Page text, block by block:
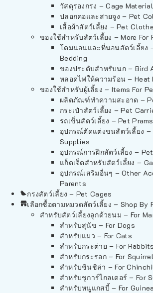
วัสดุรองกรง – Cage
ปลอกคอและสายจูง – Pet
เสื้อผ้าสัตว์เลี้ยง – Pet
ของใช้สำหรับสัตว์เลี้ยง – More For
โดมนอนและที่นอนสัตว์เลี้ยง
Bedding
ของประดับสำหรับนก – Bird
หลอดไฟให้ความร้อน – Heat
ของใช้สำหรับผู้เลี้ยง – Items For
ผลิตภัณฑ์ทำความสะอาด –
กระเป๋าสัตว์เลี้ยง – Pet
รถเข็นสัตว์เลี้ยง – Pet Prams
อุปกรณ์ตัดแต่งขนสัตว์เลี้ยง –
Supplies
อุปกรณ์การฝึกสัตว์เลี้ยง –
แก็ดเจ็ตสำหรับสัตว์เลี้ยง –
อุปกรณ์เสริมอื่นๆ – Other
Parents
กรงสัตว์เลี้ยง – Pet Cages
เลือกซื้อตามหมวดสัตว์เลี้ยง – Shop By
สำหรับสัตว์เลี้ยงลูกด้วยนม – For
สำหรับสุนัข – For Dogs
สำหรับแมว – For Cats
สำหรับกระต่าย – For Rabbits
สำหรับกระรอก – For
สำหรับชินชิล่า – For
สำหรับชูการ์ไกลเดอร์ – For
สำหรับหนูแกสบี้ – For